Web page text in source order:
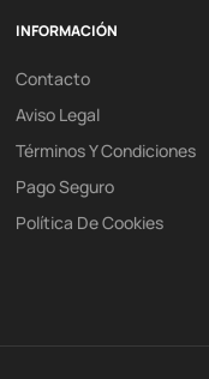
INFORMACIÓN
Contacto
Aviso Legal
Términos Y Condiciones
Pago Seguro
Política De Cookies